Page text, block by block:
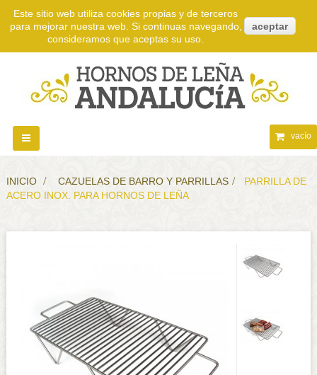
vacío
Navegación
Toggle
INICIO > CAZUELAS DE BARRO Y PARRILLAS >
PARRILLA DE
ACERO INOX. PARA HORNOS DE LEÑA
Este sitio web utiliza cookies propias y de terceros
para mejorar nuestra web. Si continuas navegando,
consideramos que aceptas su uso.
aceptar